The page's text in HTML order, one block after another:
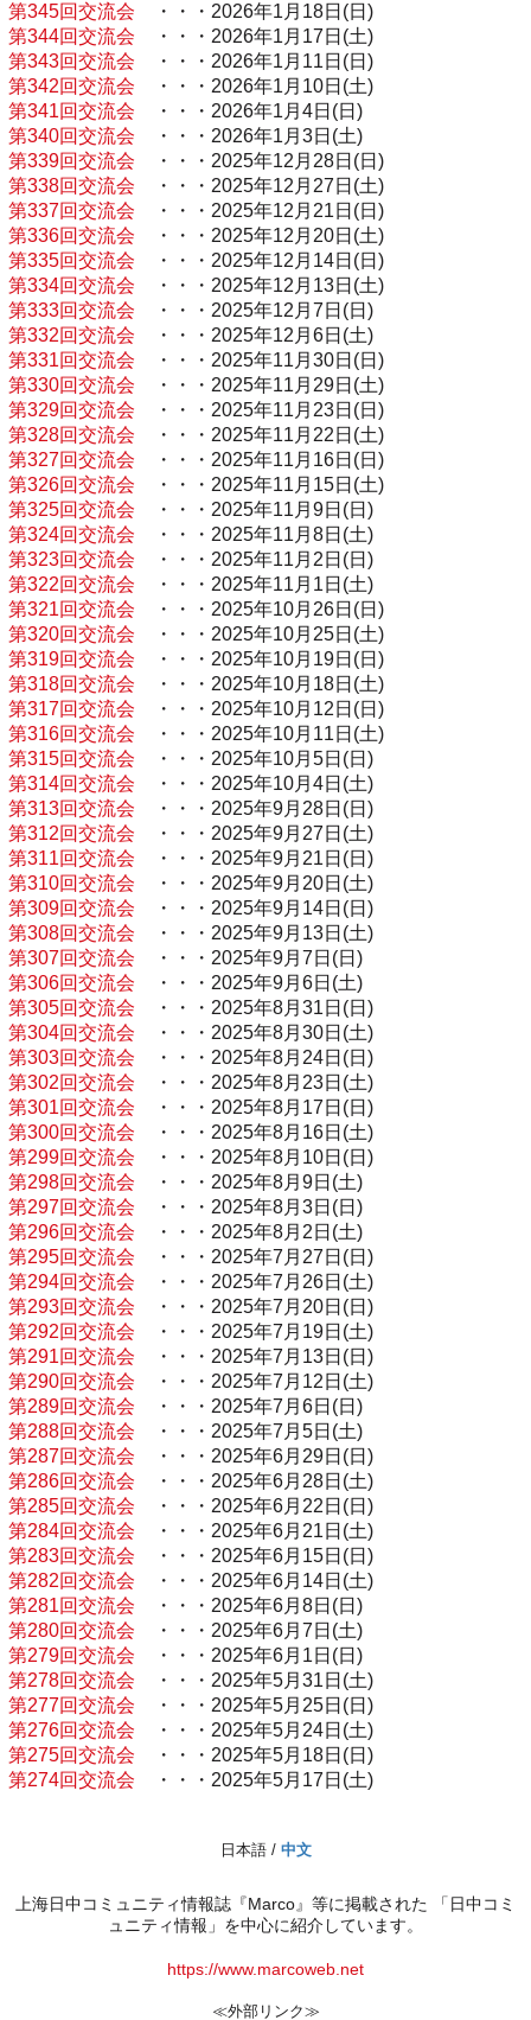
第345回交流会 ・・・2026年1月18日(日)
第344回交流会 ・・・2026年1月17日(土)
第343回交流会 ・・・2026年1月11日(日)
第342回交流会 ・・・2026年1月10日(土)
第341回交流会 ・・・2026年1月4日(日)
第340回交流会 ・・・2026年1月3日(土)
第339回交流会 ・・・2025年12月28日(日)
第338回交流会 ・・・2025年12月27日(土)
第337回交流会 ・・・2025年12月21日(日)
第336回交流会 ・・・2025年12月20日(土)
第335回交流会 ・・・2025年12月14日(日)
第334回交流会 ・・・2025年12月13日(土)
第333回交流会 ・・・2025年12月7日(日)
第332回交流会 ・・・2025年12月6日(土)
第331回交流会 ・・・2025年11月30日(日)
第330回交流会 ・・・2025年11月29日(土)
第329回交流会 ・・・2025年11月23日(日)
第328回交流会 ・・・2025年11月22日(土)
第327回交流会 ・・・2025年11月16日(日)
第326回交流会 ・・・2025年11月15日(土)
第325回交流会 ・・・2025年11月9日(日)
第324回交流会 ・・・2025年11月8日(土)
第323回交流会 ・・・2025年11月2日(日)
第322回交流会 ・・・2025年11月1日(土)
第321回交流会 ・・・2025年10月26日(日)
第320回交流会 ・・・2025年10月25日(土)
第319回交流会 ・・・2025年10月19日(日)
第318回交流会 ・・・2025年10月18日(土)
第317回交流会 ・・・2025年10月12日(日)
第316回交流会 ・・・2025年10月11日(土)
第315回交流会 ・・・2025年10月5日(日)
第314回交流会 ・・・2025年10月4日(土)
第313回交流会 ・・・2025年9月28日(日)
第312回交流会 ・・・2025年9月27日(土)
第311回交流会 ・・・2025年9月21日(日)
第310回交流会 ・・・2025年9月20日(土)
第309回交流会 ・・・2025年9月14日(日)
第308回交流会 ・・・2025年9月13日(土)
第307回交流会 ・・・2025年9月7日(日)
第306回交流会 ・・・2025年9月6日(土)
第305回交流会 ・・・2025年8月31日(日)
第304回交流会 ・・・2025年8月30日(土)
第303回交流会 ・・・2025年8月24日(日)
第302回交流会 ・・・2025年8月23日(土)
第301回交流会 ・・・2025年8月17日(日)
第300回交流会 ・・・2025年8月16日(土)
第299回交流会 ・・・2025年8月10日(日)
第298回交流会 ・・・2025年8月9日(土)
第297回交流会 ・・・2025年8月3日(日)
第296回交流会 ・・・2025年8月2日(土)
第295回交流会 ・・・2025年7月27日(日)
第294回交流会 ・・・2025年7月26日(土)
第293回交流会 ・・・2025年7月20日(日)
第292回交流会 ・・・2025年7月19日(土)
第291回交流会 ・・・2025年7月13日(日)
第290回交流会 ・・・2025年7月12日(土)
第289回交流会 ・・・2025年7月6日(日)
第288回交流会 ・・・2025年7月5日(土)
第287回交流会 ・・・2025年6月29日(日)
第286回交流会 ・・・2025年6月28日(土)
第285回交流会 ・・・2025年6月22日(日)
第284回交流会 ・・・2025年6月21日(土)
第283回交流会 ・・・2025年6月15日(日)
第282回交流会 ・・・2025年6月14日(土)
第281回交流会 ・・・2025年6月8日(日)
第280回交流会 ・・・2025年6月7日(土)
第279回交流会 ・・・2025年6月1日(日)
第278回交流会 ・・・2025年5月31日(土)
第277回交流会 ・・・2025年5月25日(日)
第276回交流会 ・・・2025年5月24日(土)
第275回交流会 ・・・2025年5月18日(日)
第274回交流会 ・・・2025年5月17日(土)
日本語 / 中文
上海日中コミュニティ情報誌『Marco』等に掲載された 「日中コミ
ュニティ情報」を中心に紹介しています。
https://www.marcoweb.net
≪外部リンク≫